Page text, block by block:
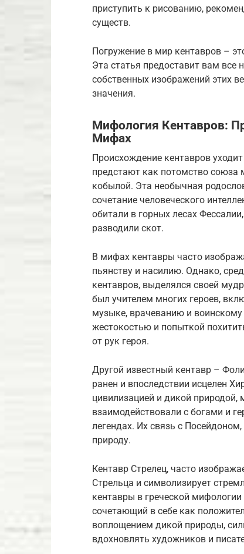
приступить к рисованию,
существ.
Погружение в мир кентавров –
Эта статья предоставит вам все
собственных изображений этих
значения.
Мифология Кентавров:
Мифах
Происхождение кентавров
предстают как потомство
кобылой. Эта необычная
сочетание человеческого
обитали в горных лесах
разводили скот.
В мифах кентавры часто
пьянству и насилию. Однако,
кентавров, выделялся своей
был учителем многих героев,
музыке, врачеванию и воинскому
жестокостью и попыткой
от рук героя.
Другой известный кентавр –
ранен и впоследствии исцелен
цивилизацией и дикой
взаимодействовали с богами и
легендах. Их связь с
природу.
Кентавр Стрелец, часто
Стрельца и символизирует
кентавры в греческой
сочетающий в себе как
воплощением дикой природы,
вдохновлять художников и